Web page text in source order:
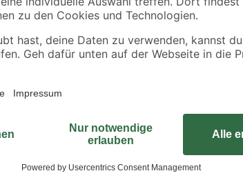
6,41 € / Pack
Ein gut gestaltetes
einen ästhetischen
herausragendes Beispiel für
Hergestellt aus
sich dieses Regal nahtlos
einen Hauch von